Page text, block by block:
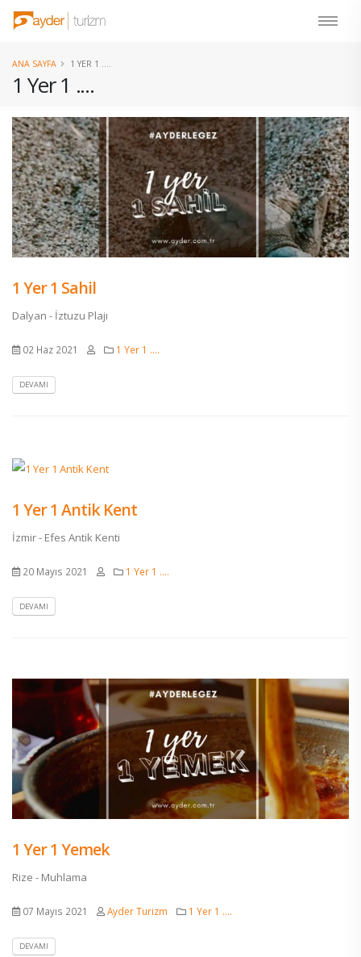
1 Yer 1 ....
ANA SAYFA 1 YER 1 ....
1 Yer 1 Sahil
Dalyan - İztuzu Plajı
02 Haz 2021 1 Yer 1 ....
DEVAMI
1 Yer 1 Antik Kent
İzmir - Efes Antik Kenti
20 Mayıs 2021 1 Yer 1 ....
DEVAMI
1 Yer 1 Yemek
Rize - Muhlama
07 Mayıs 2021 Ayder Turizm 1 Yer 1 ....
DEVAMI